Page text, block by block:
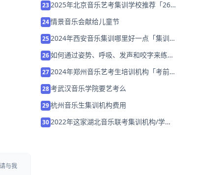
与我
232025年北京音乐艺考集训学校推荐「26
24情景音乐会献给儿童节
252024年西安音乐集训哪里好一点「集训冲
26如何通过姿势、呼吸、发声和咬字来练习
272024年郑州音乐艺考生培训机构「考前集
28考武汉音乐学院要艺考么
29杭州音乐生集训机构费用
302022年这家湖北音乐联考集训机构/学校